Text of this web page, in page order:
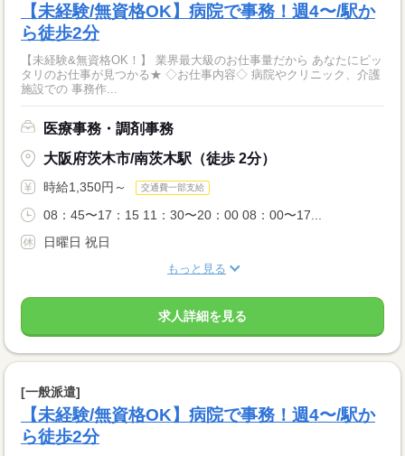
【未経験/無資格OK】病院で事務！週4〜/駅か
ら徒歩2分
【未経験&無資格OK！】 業界最大級のお仕事量だから あなたにピッ
タリのお仕事が見つかる★ ◇お仕事内容◇ 病院やクリニック、介護
施設での 事務作...
医療事務・調剤事務
大阪府茨木市/南茨木駅（徒歩 2分）
時給1,350円～ 交通費一部支給
08：45〜17：15 11：30〜20：00 08：00〜17...
日曜日 祝日
もっと見る
求人詳細を見る
[一般派遣]
【未経験/無資格OK】病院で事務！週4〜/駅か
ら徒歩2分